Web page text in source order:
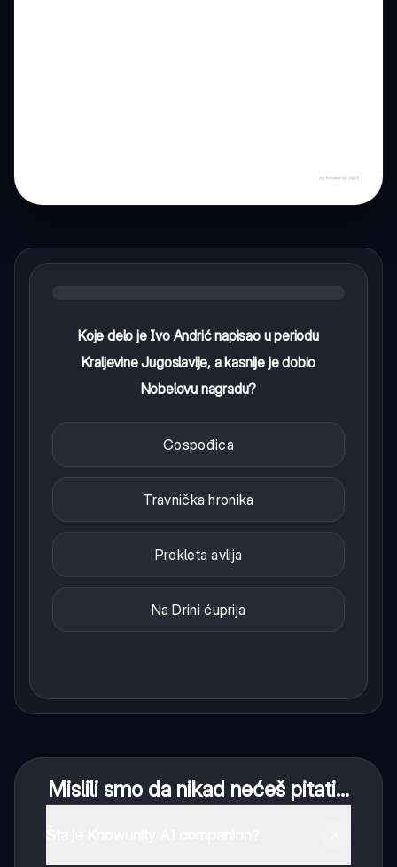
Koje delo je Ivo Andrić napisao u periodu
Kraljevine Jugoslavije, a kasnije je dobio
Nobelovu nagradu?
Gospođica
Travnička hronika
Prokleta avlija
Na Drini ćuprija
Mislili smo da nikad nećeš pitati...